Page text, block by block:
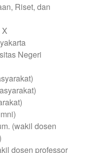
Riset, dan
Negeri
(wakil dosen
dosen professor